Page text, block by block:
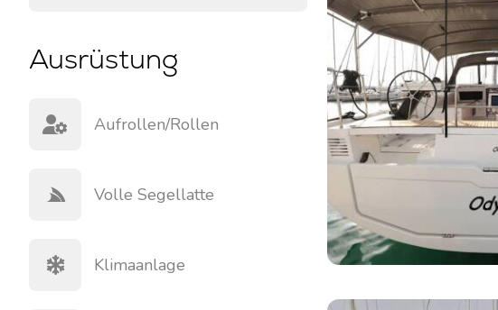
Ausrüstung
Aufrollen/rollen
Volle Segellatte
Klimaanlage